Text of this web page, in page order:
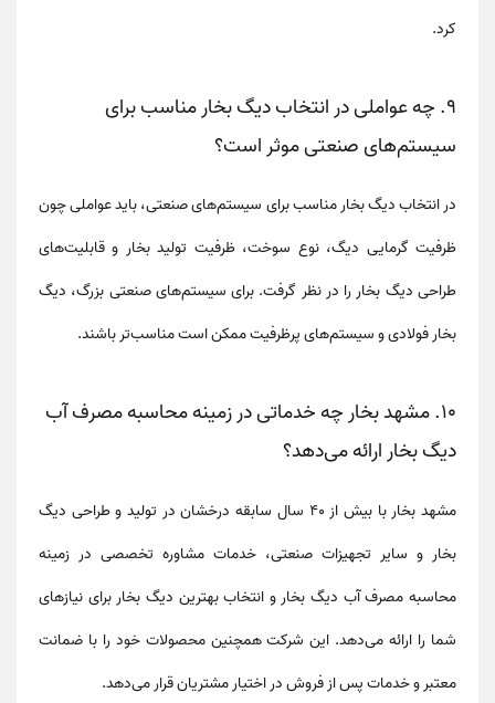
کرد.
9. چه عواملی در انتخاب دیگ بخار مناسب برای
سیستم‌های صنعتی موثر است؟
در انتخابدیگ بخار مناسببرای سیستم‌های صنعتی، باید عواملی چون
ظرفیت گرمایی دیگ،نوع سوخت،ظرفیت تولید بخار و قابلیت‌های
طراحی دیگ بخاررا در نظر گرفت. برای سیستم‌های صنعتی بزرگ، دیگ
بخار فولادیو سیستم‌هایپرظرفیتممکن است مناسب‌تر باشند.
10. مشهد بخار چه خدماتی در زمینه محاسبه مصرف آب
دیگ بخار ارائه می‌دهد؟
مشهد بخار با بیش از 40 سال سابقه درخشان در تولید و طراحی
دیگ
بخار و سایر تجهیزات صنعتی، خدمات مشاوره تخصصی در زمینه
محاسبه مصرف آب دیگ بخار و انتخاب بهترین دیگ بخار برای نیازهای
شما را ارائه می‌دهد. این شرکت همچنین محصولات خود را با ضمانت
معتبر وخدمات پس از فروشدر اختیار مشتریان قرار می‌دهد.